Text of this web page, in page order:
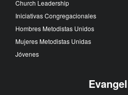
Church Leadership
Iniciativas Congregacionales
Hombres Metodistas Unidos
Mujeres Metodistas Unidas
Jóvenes